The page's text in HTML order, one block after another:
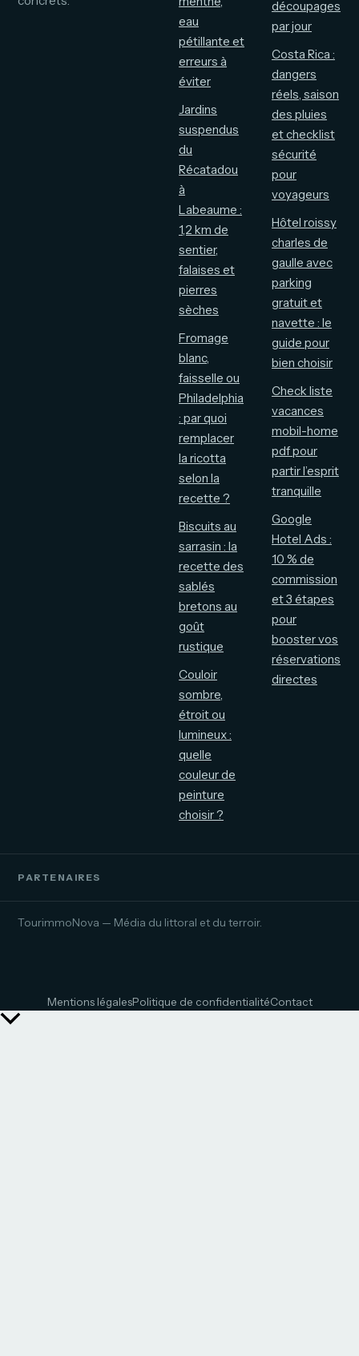
eau
pétillante et
erreurs à
éviter
Jardins
suspendus
du
Récatadou
à
Labeaume :
1,2 km de
sentier,
falaises et
pierres
sèches
Fromage
blanc,
faisselle ou
Philadelphia
: par quoi
remplacer
la ricotta
selon la
recette ?
Biscuits au
sarrasin : la
recette des
sablés
bretons au
goût
rustique
Couloir
sombre,
étroit ou
lumineux :
quelle
couleur de
peinture
choisir ?
découpages
par jour
Costa Rica :
dangers
réels, saison
des pluies
et checklist
sécurité
pour
voyageurs
Hôtel roissy
charles de
gaulle avec
parking
gratuit et
navette : le
guide pour
bien choisir
Check liste
vacances
mobil-home
pdf pour
partir l’esprit
tranquille
Google
Hotel Ads :
10 % de
commission
et 3 étapes
pour
booster vos
réservations
directes
PARTENAIRES
TourimmoNova — Média du littoral et du terroir.
Mentions légalesPolitique de confidentialitéContact